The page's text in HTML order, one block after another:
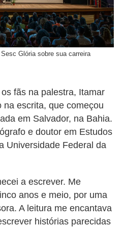
Glória sobre sua carreira
fãs na palestra, Itamar
escrita, que começou
em Salvador, na Bahia.
e doutor em Estudos
Universidade Federal da
a escrever. Me
anos e meio, por uma
A leitura me encantava
histórias parecidas